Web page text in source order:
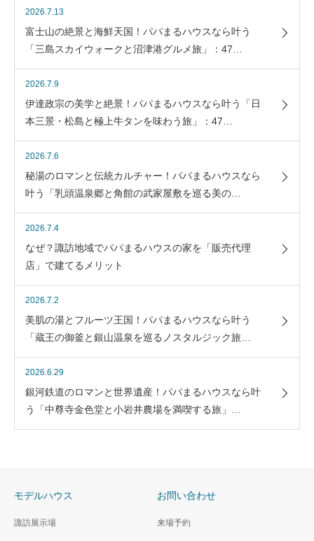
2026.7.13
富士山の絶景と海鮮天国！パパまるハウスなら叶う
「三島スカイウォークと沼津港グルメ旅」：47…
2026.7.9
伊達政宗の美学と絶景！パパまるハウスなら叶う「日
本三景・松島と極上牛タンを味わう旅」：47…
2026.7.6
秘湯のロマンと伝統カルチャー！パパまるハウスなら
叶う「乳頭温泉郷と角館の武家屋敷を巡る美の…
2026.7.4
なぜ？諏訪地域でパパまるハウスの家を「販売代理
店」で建てるメリット
2026.7.2
美肌の湯とフルーツ王国！パパまるハウスなら叶う
「蔵王の御釜と銀山温泉を巡るノスタルジック旅…
2026.6.29
銀河鉄道のロマンと世界遺産！パパまるハウスなら叶
う「中尊寺金色堂と小岩井農場を満喫する旅」…
モデルハウス
諏訪展示場
お問い合わせ
来場予約